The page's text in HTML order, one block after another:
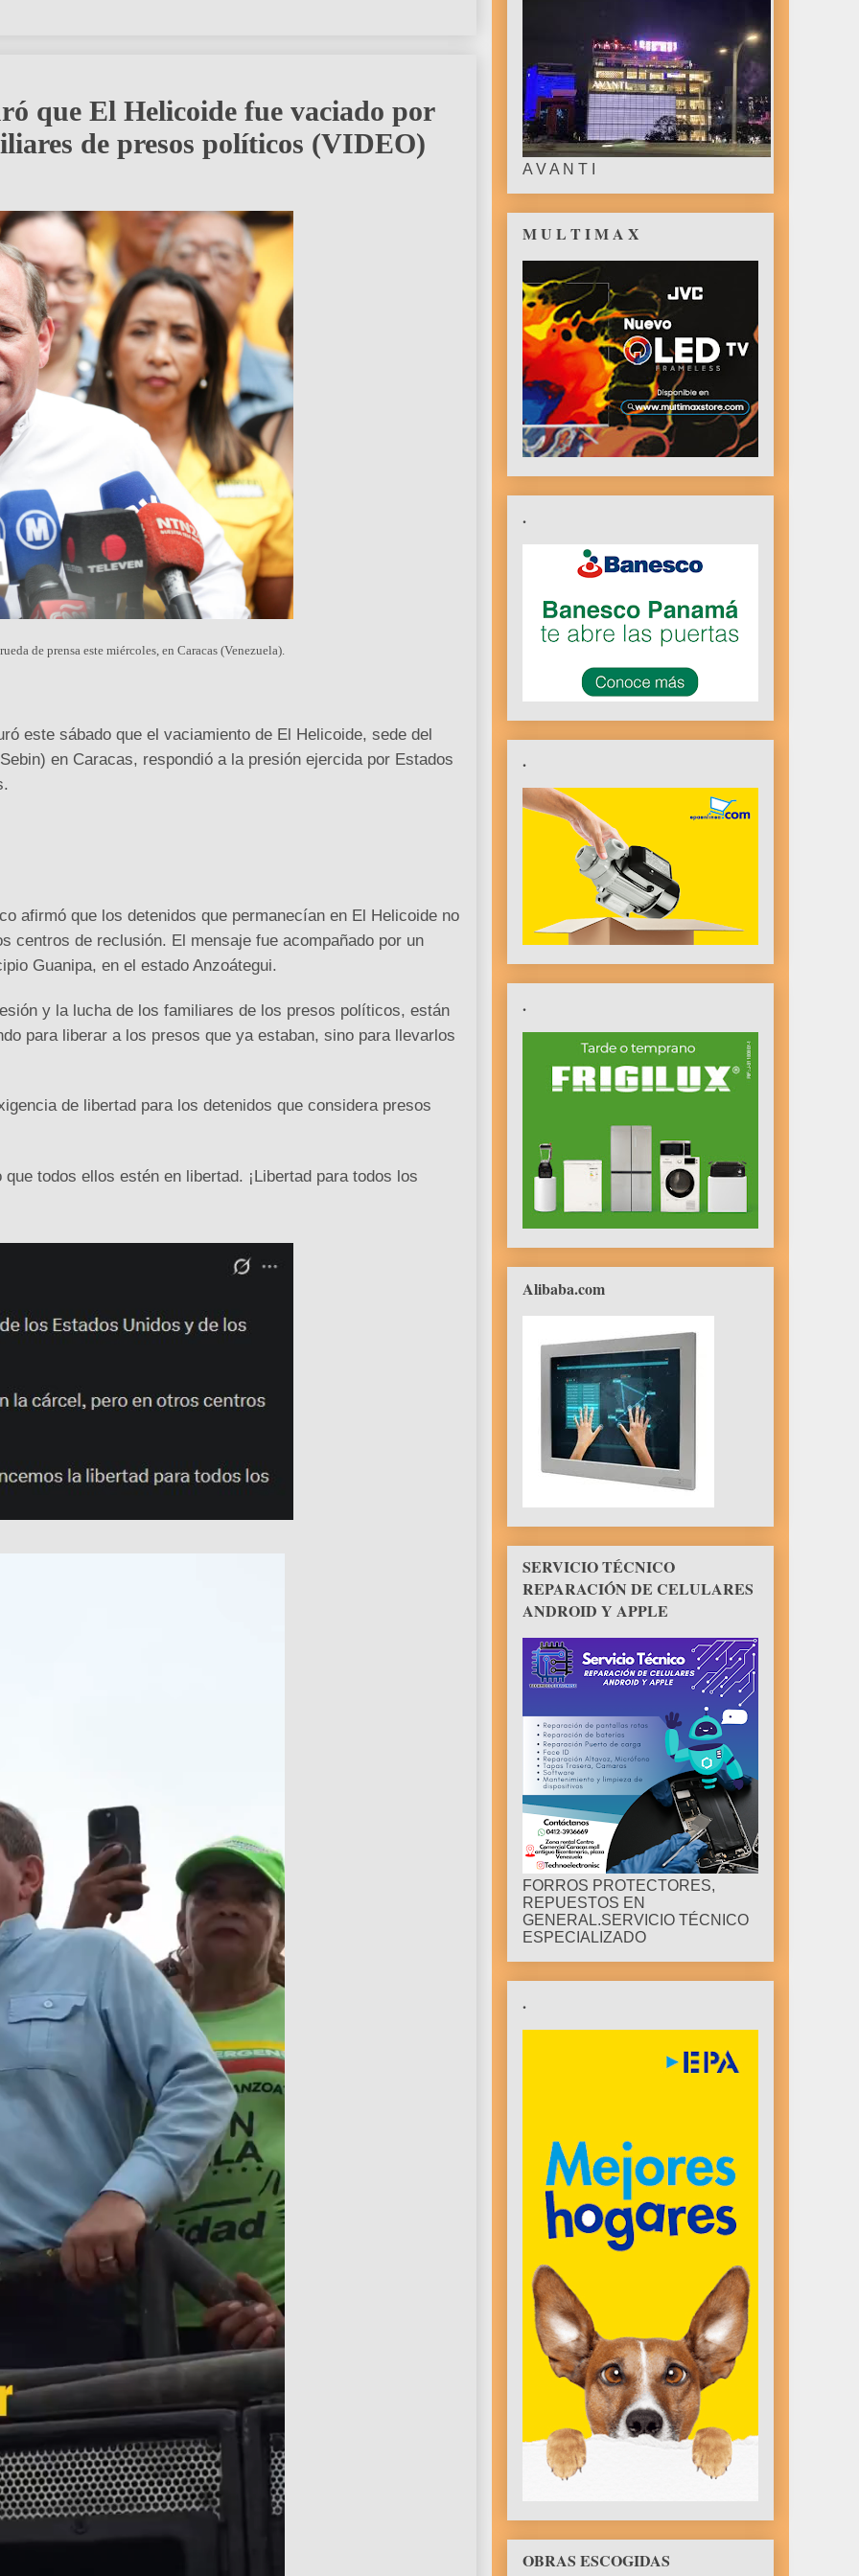
que El Helicoide fue vaciado por
de presos políticos (VIDEO)
de prensa este miércoles, en Caracas (Venezuela).
este sábado que el vaciamiento de El Helicoide, sede del
en Caracas, respondió a la presión ejercida por Estados
afirmó que los detenidos que permanecían en El Helicoide no
centros de reclusión. El mensaje fue acompañado por un
Guanipa, en el estado Anzoátegui.
y la lucha de los familiares de los presos políticos, están
para liberar a los presos que ya estaban, sino para llevarlos
de libertad para los detenidos que considera presos
todos ellos estén en libertad. ¡Libertad para todos los
A V A N T I
M U L T I M A X
.
.
.
Alibaba.com
SERVICIO TÉCNICO
REPARACIÓN DE CELULARES
ANDROID Y APPLE
FORROS PROTECTORES,
REPUESTOS EN
GENERAL.SERVICIO TÉCNICO
ESPECIALIZADO
.
OBRAS ESCOGIDAS